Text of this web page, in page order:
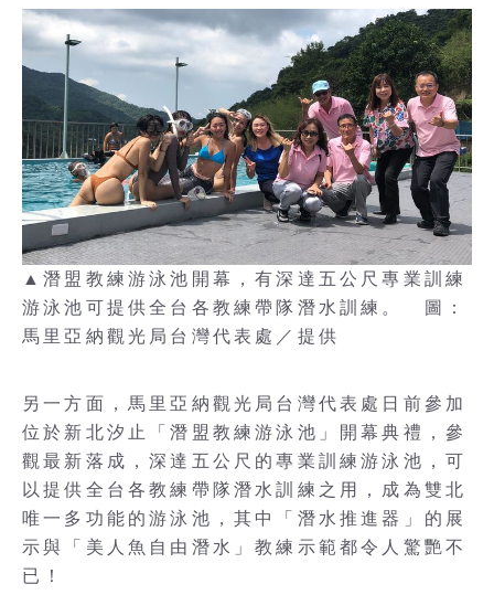
▲潛盟教練游泳池開幕，有深達五公尺專業訓練
游泳池可提供全台各教練帶隊潛水訓練。 圖：
馬里亞納觀光局台灣代表處／提供
另一方面，馬里亞納觀光局台灣代表處日前參加
位於新北汐止「潛盟教練游泳池」開幕典禮，參
觀最新落成，深達五公尺的專業訓練游泳池，可
以提供全台各教練帶隊潛水訓練之用，成為雙北
唯一多功能的游泳池，其中「潛水推進器」的展
示與「美人魚自由潛水」教練示範都令人驚艷不
已！